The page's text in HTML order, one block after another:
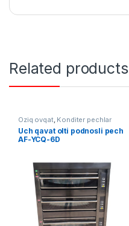
Related products
Oziq ovqat, Konditer pechlar
Uch qavat olti podnosli pech
AF-YCQ-6D